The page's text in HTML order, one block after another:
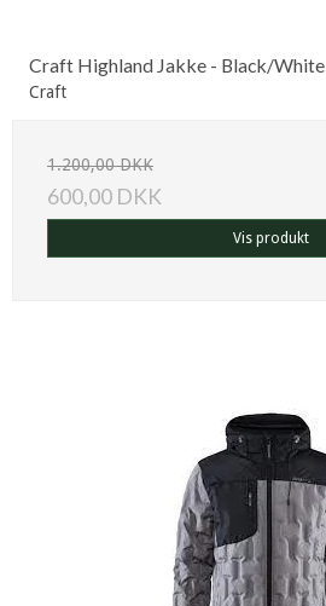
Craft Highland Jakke - Black/White
Craft
1.200,00 DKK
600,00 DKK
Vis produkt